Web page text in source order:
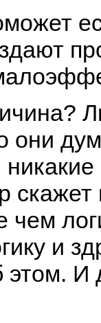
они
скажет
чем
и
этом.